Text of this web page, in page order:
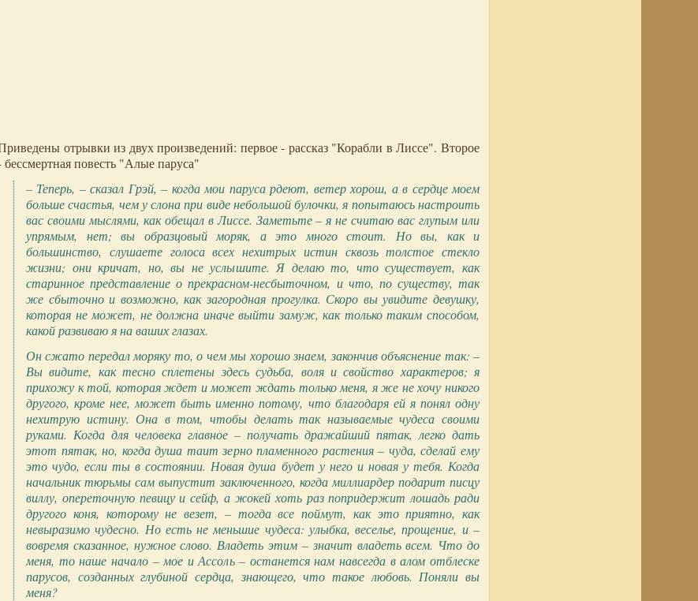
отрывки из двух произведений: первое - рассказ "Корабли в Лиссе". Второе
бессмертная повесть "Алые паруса"
– Теперь, – сказал Грэй, – когда мои паруса рдеют, ветер хорош, а в сердце моем
больше счастья, чем у слона при виде небольшой булочки, я попытаюсь настроить
вас своими мыслями, как обещал в Лиссе. Заметьте – я не считаю вас глупым или
упрямым, нет; вы образцовый моряк, а это много стоит. Но вы, как и
большинство, слушаете голоса всех нехитрых истин сквозь толстое стекло
жизни; они кричат, но, вы не услышите. Я делаю то, что существует, как
старинное представление о прекрасном-несбыточном, и что, по существу, так
же сбыточно и возможно, как загородная прогулка. Скоро вы увидите девушку,
которая не может, не должна иначе выйти замуж, как только таким способом,
какой развиваю я на ваших глазах.
Он сжато передал моряку то, о чем мы хорошо знаем, закончив объяснение так: –
Вы видите, как тесно сплетены здесь судьба, воля и свойство характеров; я
прихожу к той, которая ждет и может ждать только меня, я же не хочу никого
другого, кроме нее, может быть именно потому, что благодаря ей я понял одну
нехитрую истину. Она в том, чтобы делать так называемые чудеса своими
руками. Когда для человека главное – получать дражайший пятак, легко дать
этот пятак, но, когда душа таит зерно пламенного растения – чуда, сделай ему
это чудо, если ты в состоянии. Новая душа будет у него и новая у тебя. Когда
начальник тюрьмы сам выпустит заключенного, когда миллиардер подарит писцу
виллу, опереточную певицу и сейф, а жокей хоть раз попридержит лошадь ради
другого коня, которому не везет, – тогда все поймут, как это приятно, как
невыразимо чудесно. Но есть не меньшие чудеса: улыбка, веселье, прощение, и –
вовремя сказанное, нужное слово. Владеть этим – значит владеть всем. Что до
меня, то наше начало – мое и Ассоль – останется нам навсегда в алом отблеске
парусов, созданных глубиной сердца, знающего, что такое любовь. Поняли вы
меня?